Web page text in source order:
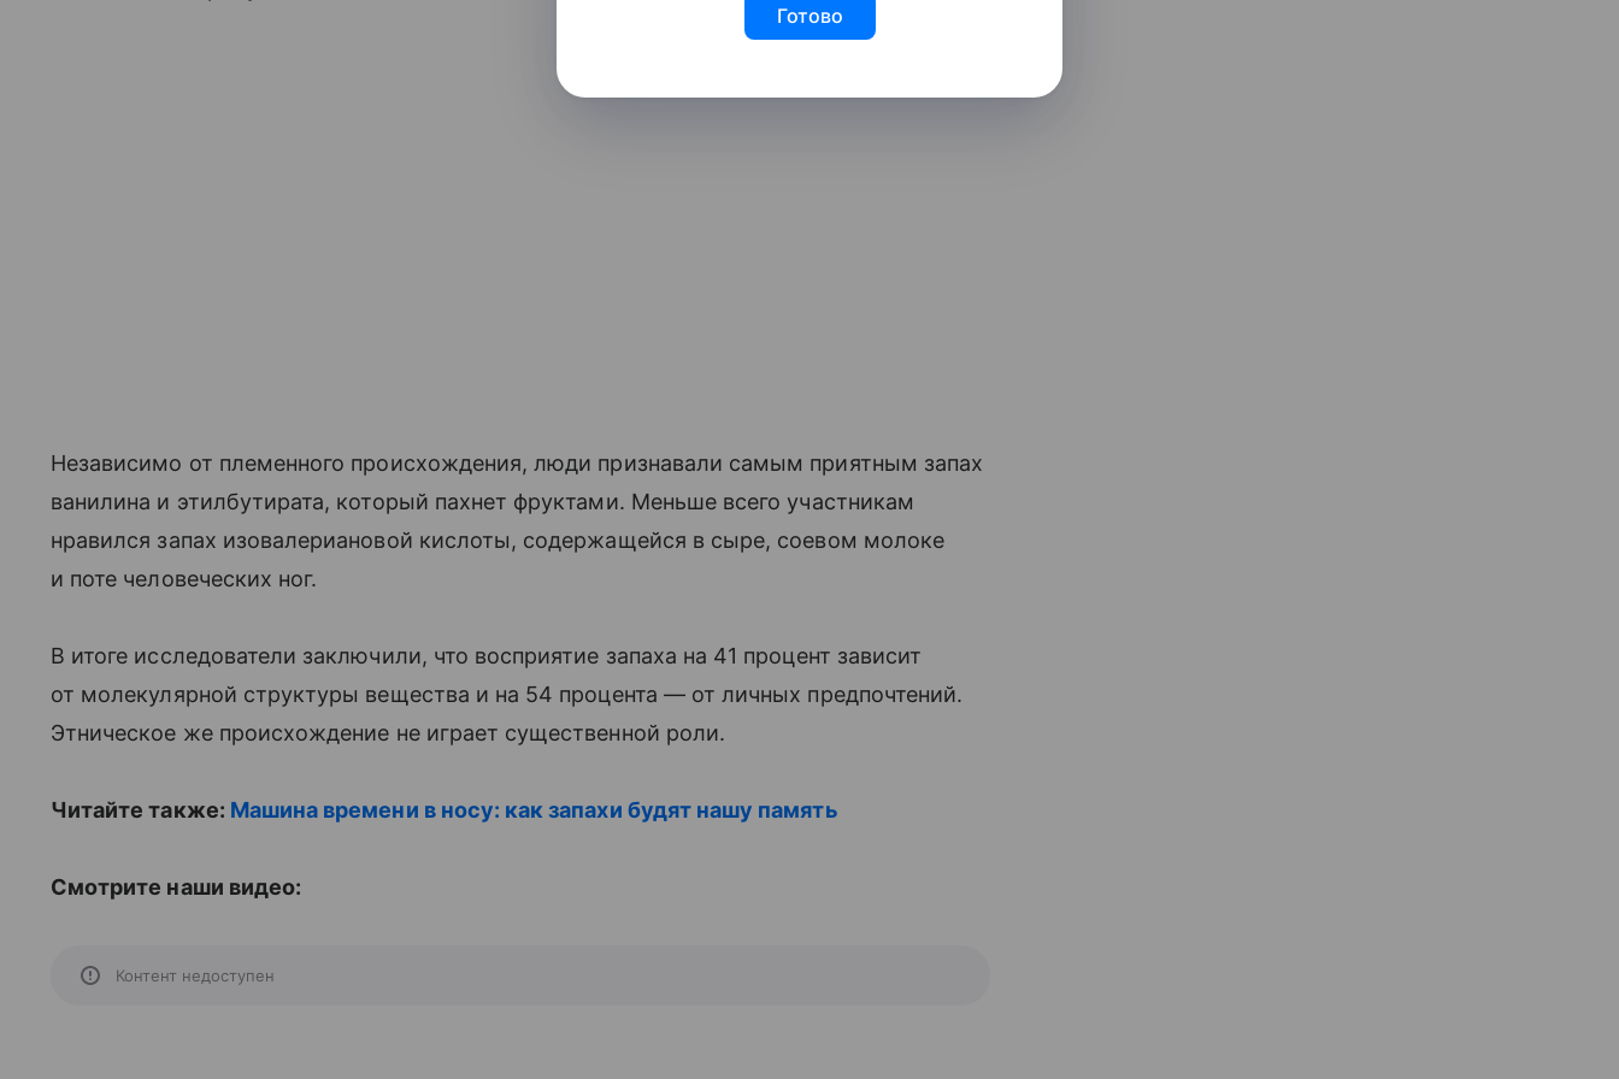
Независимо от племенного происхождения, люди признавали самым приятным запах
ванилина и этилбутирата, который пахнет фруктами. Меньше всего участникам
нравился запах изовалериановой кислоты, содержащейся в сыре, соевом молоке
и поте человеческих ног.
В итоге исследователи заключили, что восприятие запаха на 41 процент зависит
от молекулярной структуры вещества и на 54 процента — от личных предпочтений.
Этническое же происхождение не играет существенной роли.
Читайте также: Машина времени в носу: как запахи будят нашу память
Смотрите наши видео:
Контент недоступен
Готово